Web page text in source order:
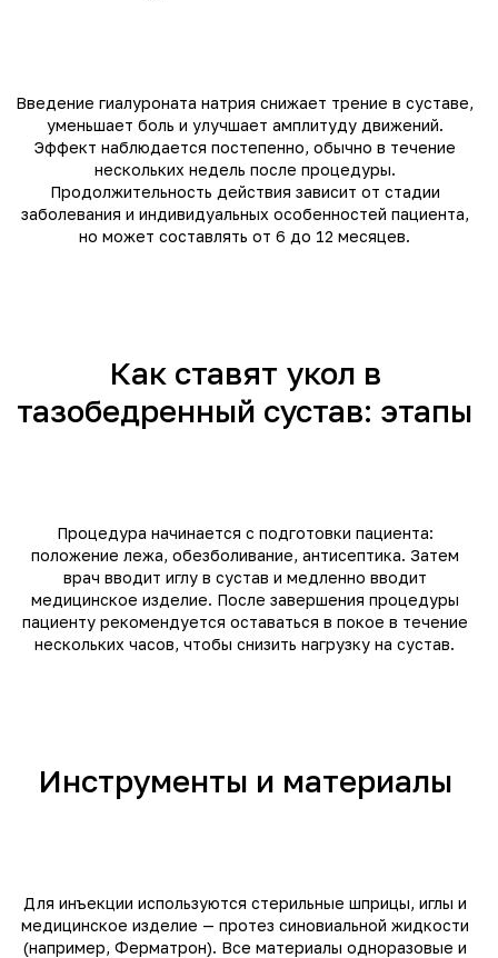
Введение гиалуроната натрия снижает трение в суставе,
уменьшает боль и улучшает амплитуду движений.
Эффект наблюдается постепенно, обычно в течение
нескольких недель после процедуры.
Продолжительность действия зависит от стадии
заболевания и индивидуальных особенностей пациента,
но может составлять от 6 до 12 месяцев.
Как ставят укол в
тазобедренный сустав: этапы
Процедура начинается с подготовки пациента:
положение лежа, обезболивание, антисептика. Затем
врач вводит иглу в сустав и медленно вводит
медицинское изделие. После завершения процедуры
пациенту рекомендуется оставаться в покое в течение
нескольких часов, чтобы снизить нагрузку на сустав.
Инструменты и материалы
Для инъекции используются стерильные шприцы, иглы и
медицинское изделие — протез синовиальной жидкости
(например, Ферматрон). Все материалы одноразовые и